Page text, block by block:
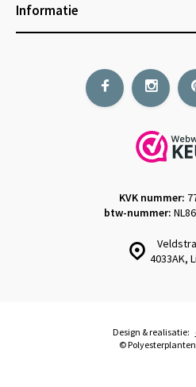
Informatie
4033AK,
KVK nummer:
btw-nummer:
©
Design & realisatie: